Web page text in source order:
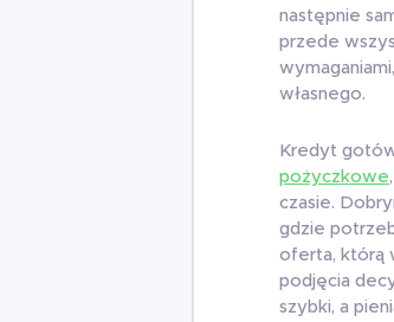
następnie
przede
własnego.
Kredyt
pożyczkowe
czasie.
gdzie
oferta, którą
podjęcia
szybki, a